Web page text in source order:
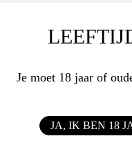
Cinsault, Syrah,
Je moet 18 jaar of
JA, IK BEN 18